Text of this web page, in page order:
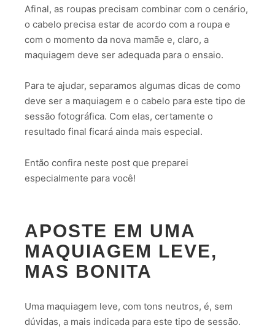
Afinal, as roupas precisam combinar com o cenário,
o cabelo precisa estar de acordo com a roupa e
com o momento da nova mamãe e, claro, a
maquiagem deve ser adequada para o ensaio.
Para te ajudar, separamos algumas dicas de como
deve ser a maquiagem e o cabelo para este tipo de
sessão fotográfica. Com elas, certamente o
resultado final ficará ainda mais especial.
Então confira neste post que preparei
especialmente para você!
APOSTE EM UMA
MAQUIAGEM LEVE,
MAS BONITA
Uma maquiagem leve, com tons neutros, é, sem
dúvidas, a mais indicada para este tipo de sessão.